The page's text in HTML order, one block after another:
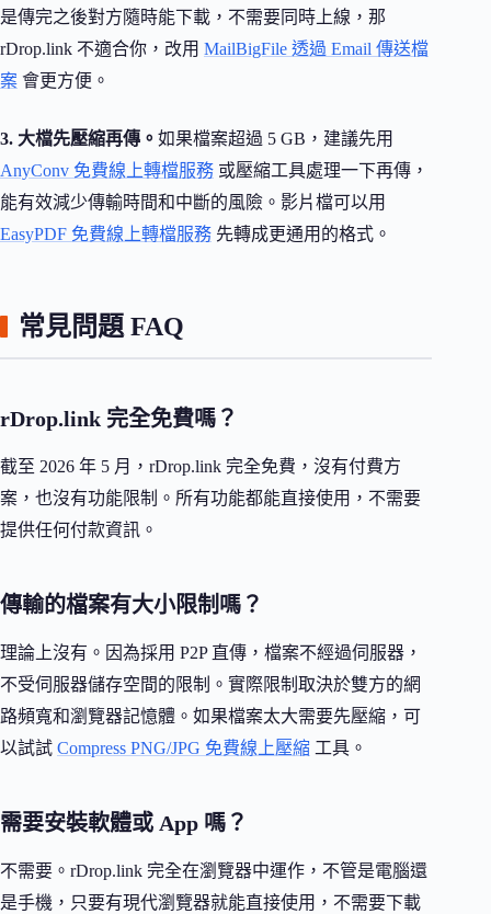
是傳完之後對方隨時能下載，不需要同時上線，那
rDrop.link 不適合你，改用 MailBigFile 透過 Email 傳送檔
案 會更方便。
3. 大檔先壓縮再傳。 如果檔案超過 5 GB，建議先用
AnyConv 免費線上轉檔服務 或壓縮工具處理一下再傳，
能有效減少傳輸時間和中斷的風險。影片檔可以用
EasyPDF 免費線上轉檔服務 先轉成更通用的格式。
常見問題 FAQ
rDrop.link 完全免費嗎？
截至 2026 年 5 月，rDrop.link 完全免費，沒有付費方
案，也沒有功能限制。所有功能都能直接使用，不需要
提供任何付款資訊。
傳輸的檔案有大小限制嗎？
理論上沒有。因為採用 P2P 直傳，檔案不經過伺服器，
不受伺服器儲存空間的限制。實際限制取決於雙方的網
路頻寬和瀏覽器記憶體。如果檔案太大需要先壓縮，可
以試試 Compress PNG/JPG 免費線上壓縮 工具。
需要安裝軟體或 App 嗎？
不需要。rDrop.link 完全在瀏覽器中運作，不管是電腦還
是手機，只要有現代瀏覽器就能直接使用，不需要下載